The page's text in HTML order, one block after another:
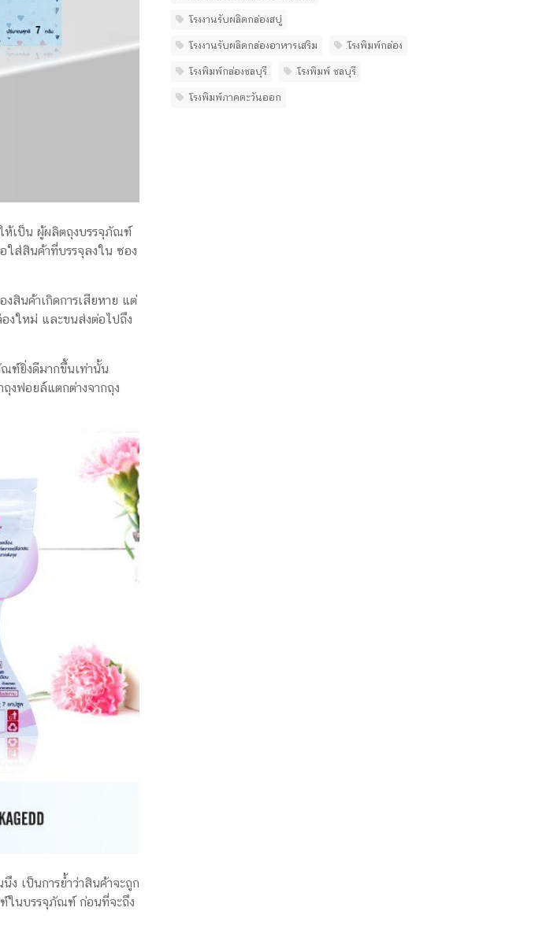
ห้เป็น ผู้ผลิตถุงบรรจุภัณฑ์
ส่สินค้าที่บรรจุลงใน ซอง
งสินค้าเกิดการเสียหาย แต่
งใหม่ และขนส่งต่อไปถึง
ฑ์ยิ่งดีมากขึ้นเท่านั้น
งฟอยล์แตกต่างจากถุง
เป็นการย้ำว่าสินค้าจะถูก
ในบรรจุภัณฑ์ ก่อนที่จะถึง
โรงงานรับผลิตกล่องสบู่
โรงงานรับผลิตกล่องอาหารเสริม โรงพิมพ์กล่อง
โรงพิมพ์กล่องชลบุรี โรงพิมพ์ ชลบุรี
โรงพิมพ์ภาคตะวันออก